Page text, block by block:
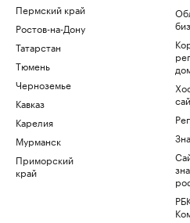
Пермский край
Ростов-на-Дону
Татарстан
Тюмень
Черноземье
Кавказ
Карелия
Мурманск
Приморский
край